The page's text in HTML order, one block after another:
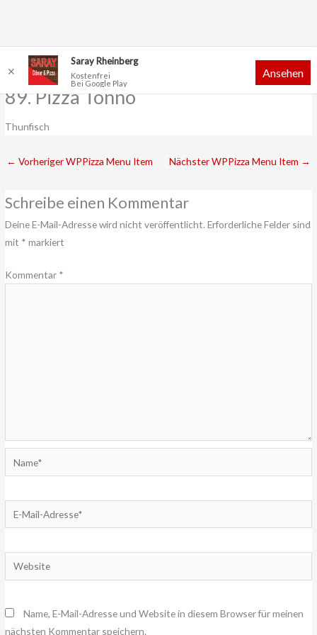
Inhalt
89. Pizza Tonno
Thunfisch
← Vorheriger WPPizza Menu Item Nächster WPPizza Menu Item →
Schreibe einen Kommentar
Deine E-Mail-Adresse wird nicht veröffentlicht. Erforderliche Felder sind
mit * markiert
Kommentar *
Mail-
Website
Name, E-Mail-Adresse und Website in diesem Browser für meinen
nächsten Kommentar speichern.
✕
Saray Rheinberg
Kostenfrei
Bei Google Play
Ansehen